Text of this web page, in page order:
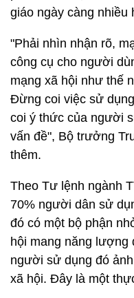
giáo ngày càng nhiều
"Phải nhìn nhận rõ,
công cụ cho người
mạng xã hội như thế
Đừng coi việc sử
coi ý thức của người
vấn đề", Bộ trưởng
thêm.
Theo Tư lệnh ngành
70% người dân sử
đó có một bộ phận
hội mang năng lượng
người sử dụng đó
xã hội. Đây là một